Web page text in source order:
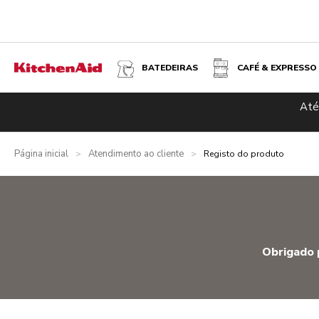
BATEDEIRAS CAFÉ & EXPRESSO
Página inicial > Atendimento ao cliente > Registo do produto
Obrigado